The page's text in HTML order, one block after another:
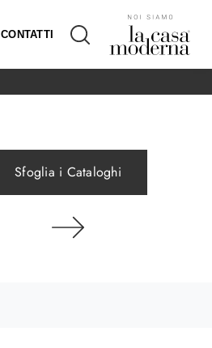
CONTATTI
Sfoglia i Cataloghi